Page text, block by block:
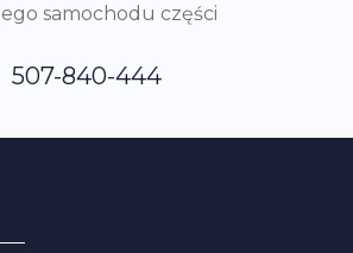
samochodu części
507-840-444